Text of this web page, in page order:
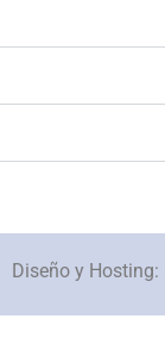
Diseño y Hosting: